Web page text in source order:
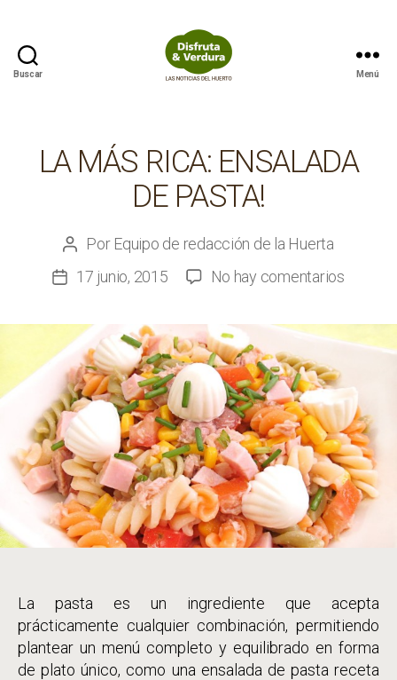
Buscar Menú
LA MÁS RICA: ENSALADA
DE PASTA!
Autor
de
Por Equipo de redacción de la Huerta
Fecha
la
entrada
17 junio, 2015 No hay comentariosen
más
Rica:
Pasta!
La pasta es un ingrediente que acepta
prácticamente cualquier combinación, permitiendo
plantear un menú completo y equilibrado en forma
de plato único, como una ensalada de pasta receta